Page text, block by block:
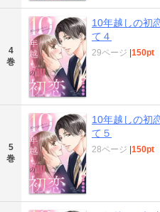
4
巻
10年越しの初
て４
29ページ |150pt
5
巻
10年越しの初
て５
28ページ |150pt